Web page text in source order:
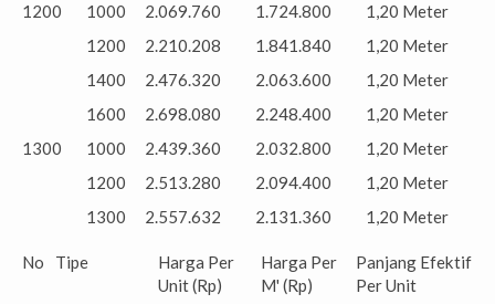
1200
1000 2.069.760 1.724.800
1,20 Meter
1200
2.210.208 1.841.840
1,20 Meter
1400
2.476.320 2.063.600
1,20 Meter
1600
2.698.080 2.248.400
1,20 Meter
1300
1000 2.439.360 2.032.800
1,20 Meter
1200
2.513.280 2.094.400
1,20 Meter
1300
2.557.632 2.131.360 1,20 Meter
No Tipe
Harga Per
Unit (Rp)
Harga Per
M' (Rp)
Panjang Efektif
Per Unit